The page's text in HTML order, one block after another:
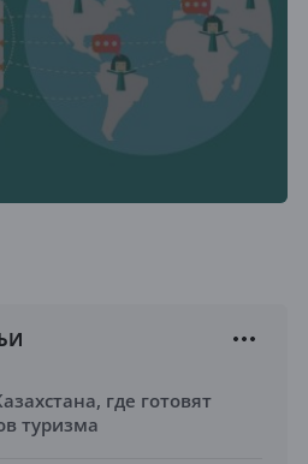
где готовят
туризма